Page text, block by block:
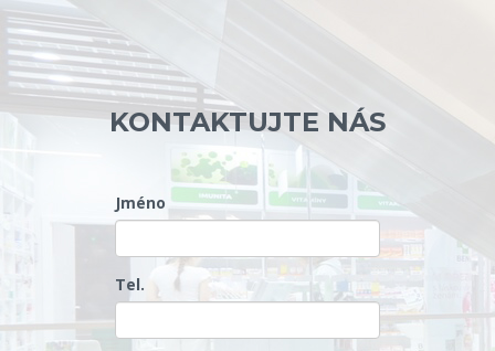
KONTAKTUJTE NÁS
Jméno
Tel.